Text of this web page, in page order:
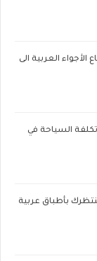
العربية الى
تكلفة السياحة في
بأطباق عربية